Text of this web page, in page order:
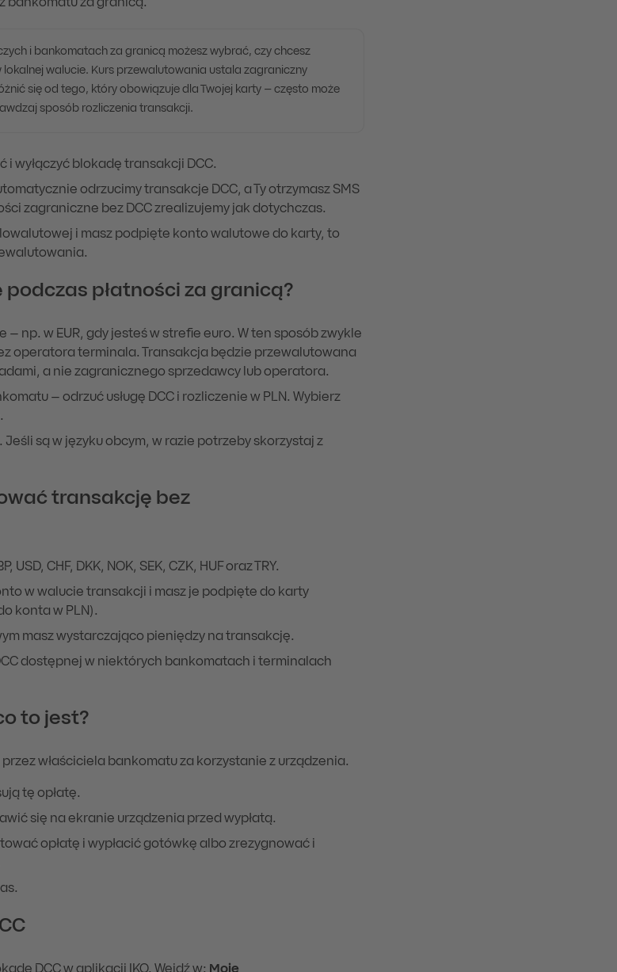
bankomatu za granicą.
i bankomatach za granicą możesz wybrać, czy chcesz
lokalnej walucie. Kurs przewalutowania ustala zagraniczny
się od tego, który obowiązuje dla Twojej karty – często może
sposób rozliczenia transakcji.
i wyłączyć blokadę transakcji DCC.
odrzucimy transakcje DCC, a Ty otrzymasz SMS
zagraniczne bez DCC zrealizujemy jak dotychczas.
i masz podpięte konto walutowe do karty, to
podczas płatności za granicą?
– np. w EUR, gdy jesteś w strefie euro. W ten sposób zwykle
operatora terminala. Transakcja będzie przewalutowana
a nie zagranicznego sprzedawcy lub operatora.
– odrzuć usługę DCC i rozliczenie w PLN. Wybierz
są w języku obcym, w razie potrzeby skorzystaj z
transakcję bez
USD, CHF, DKK, NOK, SEK, CZK, HUF oraz TRY.
w walucie transakcji i masz je podpięte do karty
konta w PLN).
masz wystarczająco pieniędzy na transakcję.
dostępnej w niektórych bankomatach i terminalach
to jest?
właściciela bankomatu za korzystanie z urządzenia.
tę opłatę.
się na ekranie urządzenia przed wypłatą.
opłatę i wypłacić gotówkę albo zrezygnować i
DCC w aplikacji IKO. Wejdź w: Moje